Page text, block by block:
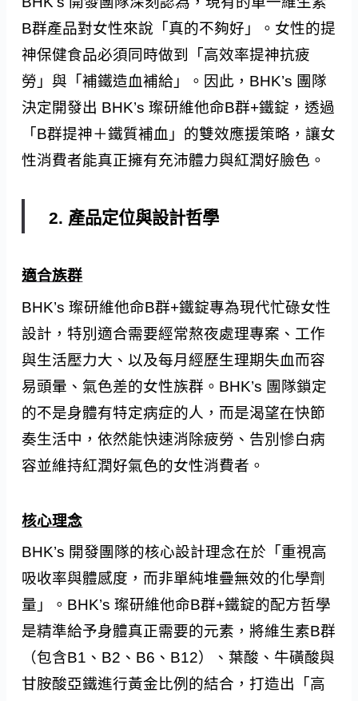
B群產品對女性來說「真的不夠好」。女性的提
神保健食品必須同時做到「高效率提神抗疲
勞」與「補鐵造血補給」。因此，BHK’s 團隊
決定開發出 BHK’s 璨研維他命B群+鐵錠，透過
「B群提神＋鐵質補血」的雙效應援策略，讓女
性消費者能真正擁有充沛體力與紅潤好臉色。
2. 產品定位與設計哲學
適合族群
BHK’s 璨研維他命B群+鐵錠專為現代忙碌女性
設計，特別適合需要經常熬夜處理專案、工作
與生活壓力大、以及每月經歷生理期失血而容
易頭暈、氣色差的女性族群。BHK’s 團隊鎖定
的不是身體有特定病症的人，而是渴望在快節
奏生活中，依然能快速消除疲勞、告別慘白病
容並維持紅潤好氣色的女性消費者。
核心理念
BHK’s 開發團隊的核心設計理念在於「重視高
吸收率與體感度，而非單純堆疊無效的化學劑
量」。BHK’s 璨研維他命B群+鐵錠的配方哲學
是精準給予身體真正需要的元素，將維生素B群
（包含B1、B2、B6、B12）、葉酸、牛磺酸與
甘胺酸亞鐵進行黃金比例的結合，打造出「高